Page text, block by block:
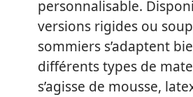
personnalisable.
versions rigides ou
sommiers s’adaptent
différents types de
s’agisse de mousse,